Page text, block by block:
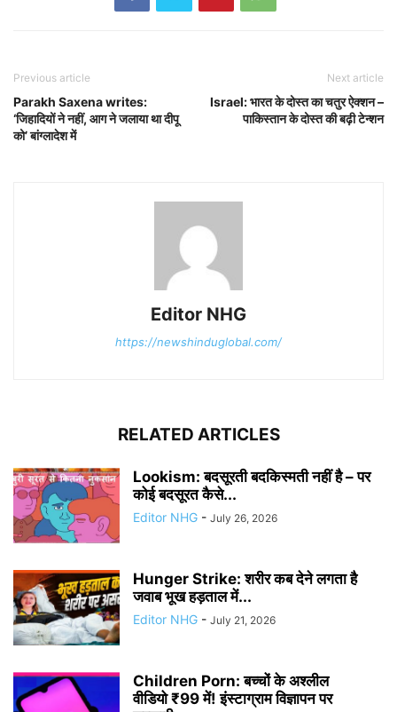
Previous article
Parakh Saxena writes:
‘जिहादियों ने नहीं, आग ने जलाया था दीपू
को’ बांग्लादेश में
Next article
Israel: भारत के दोस्त का चतुर ऐक्शन –
पाकिस्तान के दोस्त की बढ़ी टेन्शन
Editor NHG
https://newshinduglobal.com/
RELATED ARTICLES
Lookism: बदसूरती बदकिस्मती नहीं है – पर
कोई बदसूरत कैसे...
Editor NHG - July 26, 2026
Hunger Strike: शरीर कब देने लगता है
जवाब भूख हड़ताल में...
Editor NHG - July 21, 2026
Children Porn: बच्चों के अश्लील
वीडियो ₹99 में! इंस्टाग्राम विज्ञापन पर